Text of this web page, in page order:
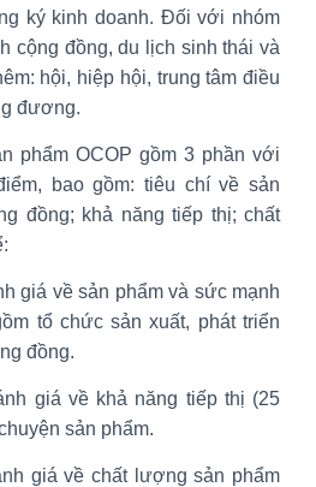
ký kinh doanh. Đối với nhóm
cộng đồng, du lịch sinh thái và
hội, hiệp hội, trung tâm điều
đương.
phẩm OCOP gồm 3 phần với
bao gồm: tiêu chí về sản
đồng; khả năng tiếp thị; chất
giá về sản phẩm và sức mạnh
tổ chức sản xuất, phát triển
đồng.
giá về khả năng tiếp thị (25
sản phẩm.
giá về chất lượng sản phẩm